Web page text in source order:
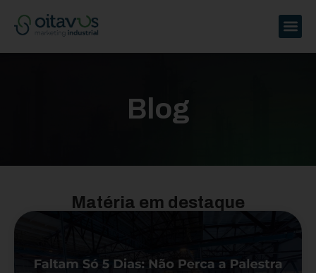
Blog
Matéria em destaque